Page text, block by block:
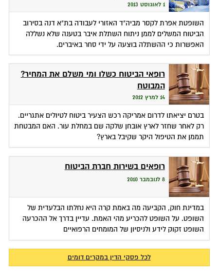
1 לאוגוסט 2013
השופטת אפרת לקסר מביה"ד האזורי לעבודה בת"א דנה בסירוב
הביטוח המשלים לממן ניתוח השתלת איבר בטענה שלא נשללה
האפשרות כי ההשתלה בוצעה על ידי סחר באיברים.
רופאי הביטוח כשלו ומי משלם את המחיר?
המבוטח
14 למרץ 2012
בטרם יציאתו לדרום אמריקה רכש הצעיר ביטוח לטיולים אתגריים.
רק לאחר שחזר לארץ אובחן שלקה שם במחלת עור. האם המבטחת
תממן את הטיפול היקר שקיבל בארץ?
רופאים בשירות חברת הביטוח
8 לנובמבר 2010
במדינת חוק, הקביעה מה באמת קרה היא נחלתו הבלעדית של
השופט. על השופט להכריע מהי האמת. עדיין בדרך אל ההכרעה
השופט זקוק לידע ולניסיון של המומחים הרפואיים
לכל פסקי הדין במקרים דומים